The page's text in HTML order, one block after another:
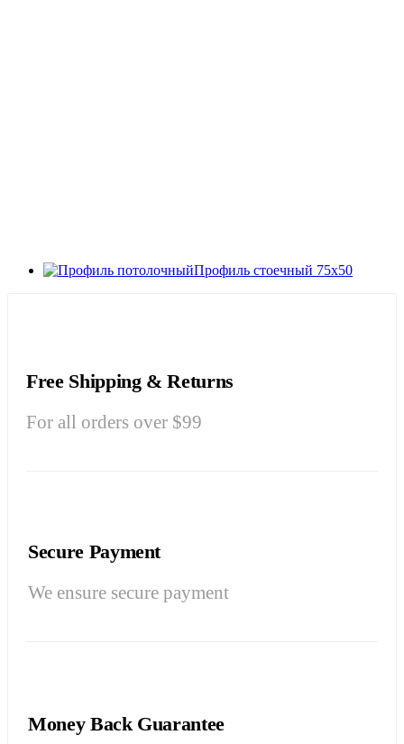
Профиль стоечный 75х50
Free Shipping & Returns
For all orders over $99
Secure Payment
We ensure secure payment
Money Back Guarantee